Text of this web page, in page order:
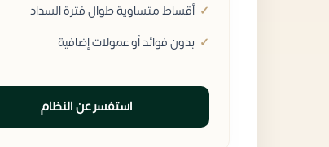
أقساط متساوية طوال فترة السداد
بدون فوائد أو عمولات إضافية
استفسر عن النظام